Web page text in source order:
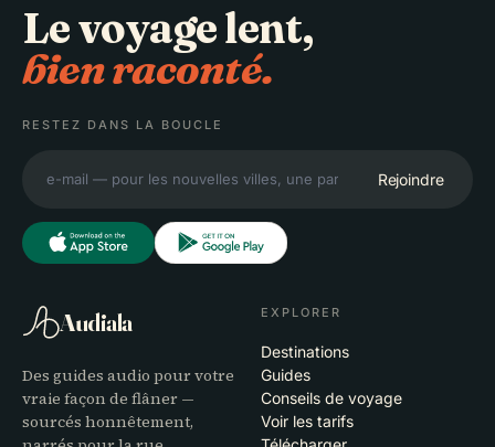
Le voyage lent,
bien raconté.
RESTEZ DANS LA BOUCLE
Rejoindre
Audiala
Des guides audio pour votre
vraie façon de flâner —
sourcés honnêtement,
EXPLORER
Destinations
Guides
Conseils de voyage
Voir les tarifs